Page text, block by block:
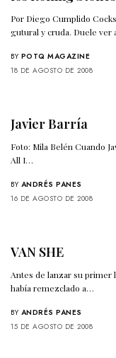
Por Diego Cumplido
gutural y cruda. Duele ver
BY POTQ MAGAZINE
18 DE AGOSTO DE 2008
Javier Barría
Foto: Mila Belén Cuando
All I…
BY ANDRÉS PANES
16 DE AGOSTO DE 2008
VAN SHE
Antes de lanzar su primer
había remezclado a…
BY ANDRÉS PANES
15 DE AGOSTO DE 2008